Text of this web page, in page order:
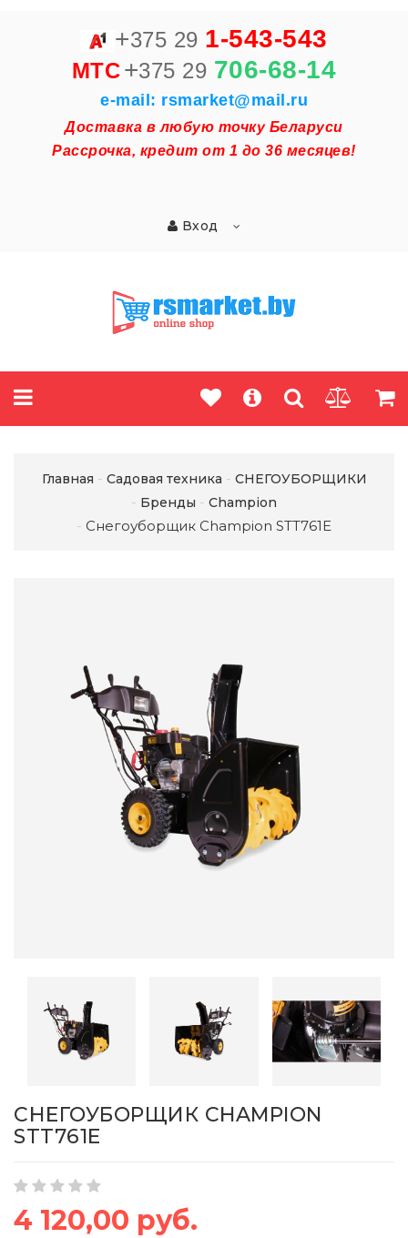
+375 29 1-543-543
MTC+375 29 706-68-14
e-mail: rsmarket@mail.ru
Доставка в любую точку Беларуси
Рассрочка, кредит от 1 до 36 месяцев!
Вход
Главная Садовая техника
СНЕГОУБОРЩИКИ
Бренды
Champion
Снегоуборщик Champion STT761E
СНЕГОУБОРЩИК CHAMPION
STT761E
4 120,00 руб.